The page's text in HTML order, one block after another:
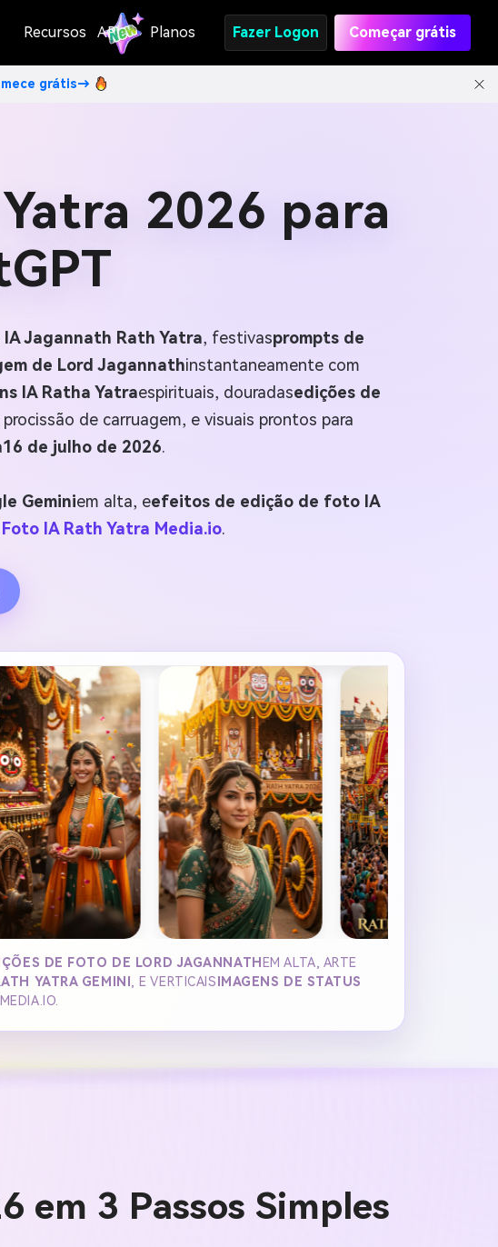
Recursos API Planos Fazer Logon Começar grátis
grátis→
2026 para
Jagannath Rath Yatra, festivasprompts de
de Lord Jagannathinstantaneamente com
IA Ratha Yatraespirituais, douradasedições de
de carruagem, e visuais prontos para
16 de julho de 2026.
Geminiem alta, eefeitos de edição de foto IA
IA Rath Yatra Media.io.
DE FOTO DE LORD JAGANNATH EM ALTA, ARTE
YATRA GEMINI , E VERTICAIS IMAGENS DE STATUS
em 3 Passos Simples